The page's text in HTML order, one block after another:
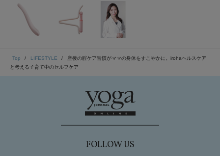
Top LIFESTYLE
産後の腟ケア習慣がママの身体をすこやかに。irohaヘルスケア
と考える子育て中のセルフケア
FOLLOW US